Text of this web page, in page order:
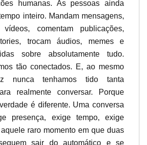
humanas. As pessoas ainda
inteiro. Mandam mensagens,
vídeos, comentam publicações,
trocam áudios, memes e
sobre absolutamente tudo.
tão conectados. E, ao mesmo
nunca tenhamos tido tanta
realmente conversar. Porque
é diferente. Uma conversa
presença, exige tempo, exige
raro momento em que duas
sair do automático e se